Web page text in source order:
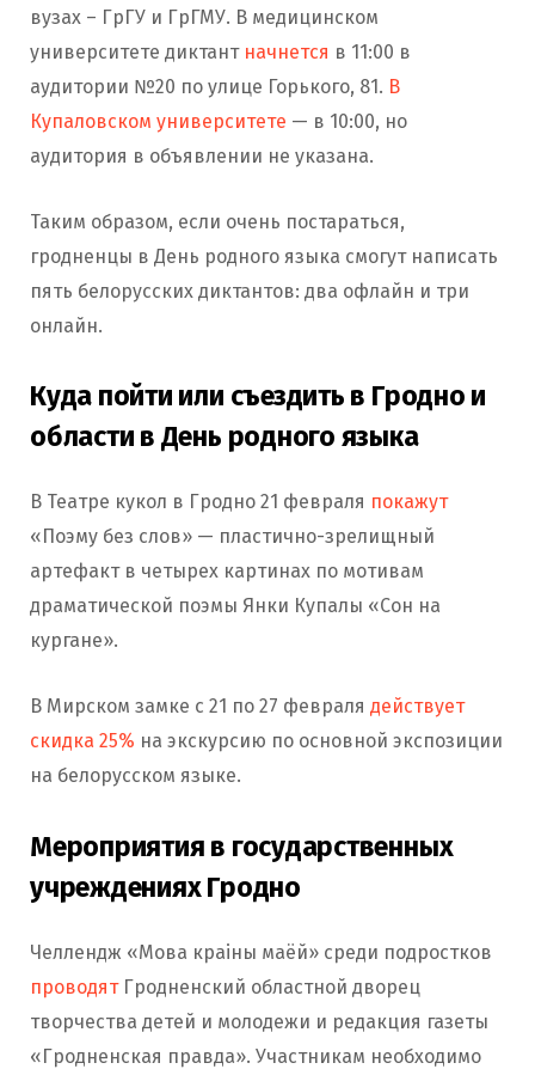
вузах – ГрГУ и ГрГМУ. В медицинском
университете диктант начнется в 11:00 в
аудитории №20 по улице Горького, 81. В
Купаловском университете — в 10:00, но
аудитория в объявлении не указана.
Таким образом, если очень постараться,
гродненцы в День родного языка смогут написать
пять белорусских диктантов: два офлайн и три
онлайн.
Куда пойти или съездить в Гродно и
области в День родного языка
В Театре кукол в Гродно 21 февраля покажут
«Поэму без слов» — пластично-зрелищный
артефакт в четырех картинах по мотивам
драматической поэмы Янки Купалы «Сон на
кургане».
В Мирском замке с 21 по 27 февраля действует
скидка 25% на экскурсию по основной экспозиции
на белорусском языке.
Мероприятия в государственных
учреждениях Гродно
Челлендж «Мова краіны маёй» среди подростков
проводятГродненский областной дворец
творчества детей и молодежи и редакция газеты
«Гродненская правда». Участникам необходимо